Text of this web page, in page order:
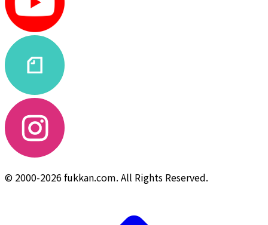
© 2000-2026 fukkan.com. All Rights Reserved.